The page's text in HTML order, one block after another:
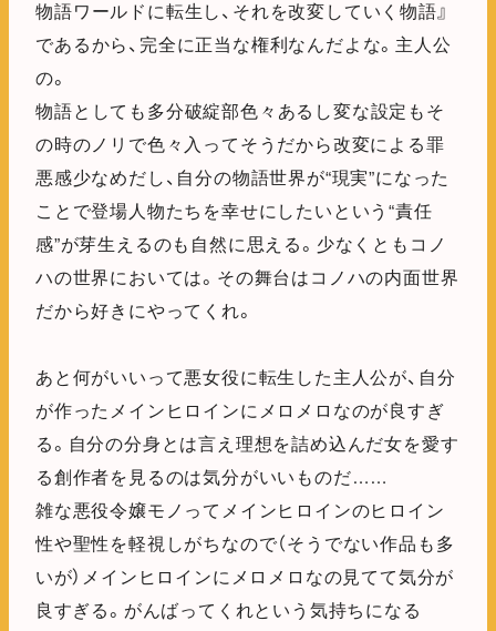
物語ワールドに転生し、それを改変していく物語』
であるから、完全に正当な権利なんだよな。主人公
の。
物語としても多分破綻部色々あるし変な設定もそ
の時のノリで色々入ってそうだから改変による罪
悪感少なめだし、自分の物語世界が“現実”になった
ことで登場人物たちを幸せにしたいという“責任
感”が芽生えるのも自然に思える。少なくともコノ
ハの世界においては。その舞台はコノハの内面世界
だから好きにやってくれ。
あと何がいいって悪女役に転生した主人公が、自分
が作ったメインヒロインにメロメロなのが良すぎ
る。自分の分身とは言え理想を詰め込んだ女を愛す
る創作者を見るのは気分がいいものだ……
雑な悪役令嬢モノってメインヒロインのヒロイン
性や聖性を軽視しがちなので（そうでない作品も多
いが）メインヒロインにメロメロなの見てて気分が
良すぎる。がんばってくれという気持ちになる